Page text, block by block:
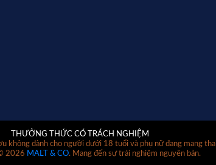
THƯỞNG THỨC CÓ TRÁCH NGHIỆM
không dành cho người dưới 18 tuổi và phụ nữ đang mang
2026 MALT & CO. Mang đến sự trải nghiệm nguyên bản.